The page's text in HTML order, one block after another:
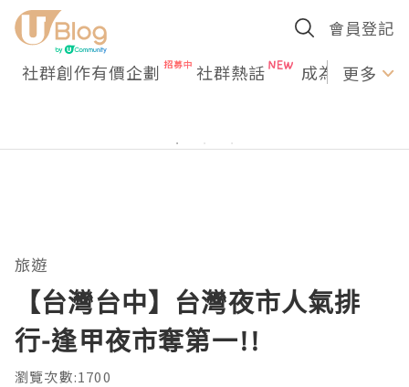
會員登記
社群創作有價企劃 社群熱話 成為U更多
旅遊
【台灣台中】台灣夜市人氣排
行-逢甲夜市奪第一!!
瀏覽次數:1700